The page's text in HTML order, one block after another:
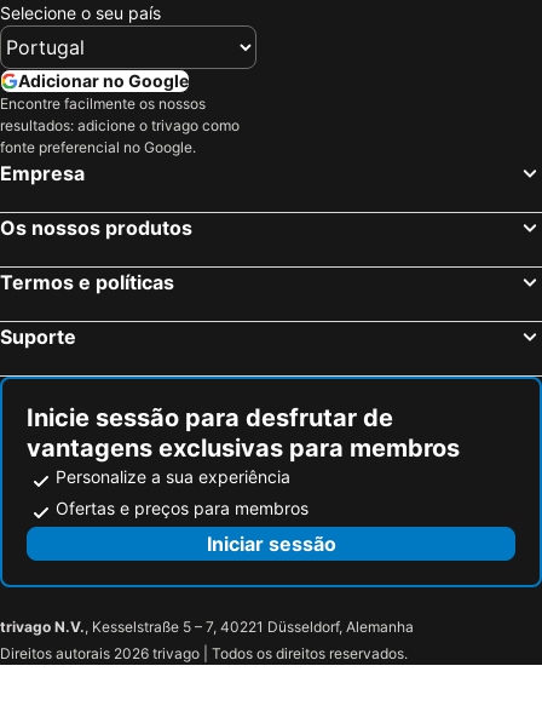
Selecione o seu país
Adicionar no Google
Encontre facilmente os nossos
resultados: adicione o trivago como
fonte preferencial no Google.
Empresa
Os nossos produtos
Termos e políticas
Suporte
Inicie sessão para desfrutar de
vantagens exclusivas para membros
Personalize a sua experiência
Ofertas e preços para membros
Iniciar sessão
trivago N.V., Kesselstraße 5 – 7, 40221 Düsseldorf, Alemanha
Direitos autorais 2026 trivago | Todos os direitos reservados.